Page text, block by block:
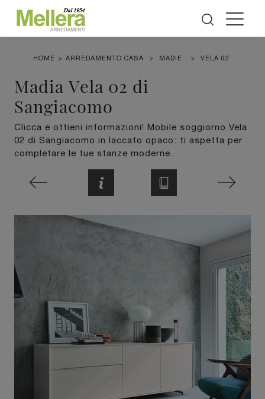
HOME > ARREDAMENTO CASA > MADIE > VELA 02
Madia Vela 02 di
Sangiacomo
Clicca e ottieni informazioni! Mobile soggiorno Vela
02 di Sangiacomo in laccato opaco: ti aspetta per
completare le tue stanze moderne.